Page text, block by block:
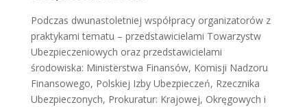
Podczas dwunastoletniej współpracy organizatorów z
praktykami tematu – przedstawicielami Towarzystw
Ubezpieczeniowych oraz przedstawicielami
środowiska: Ministerstwa Finansów, Komisji Nadzoru
Finansowego, Polskiej Izby Ubezpieczeń, Rzecznika
Ubezpieczonych, Prokuratur: Krajowej, Okręgowych i